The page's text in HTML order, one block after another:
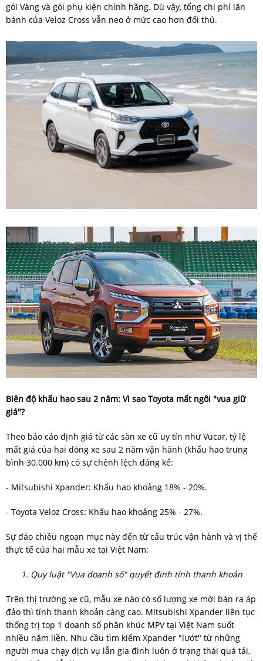
gói Vàng và gói phụ kiện chính hãng. Dù vậy, tổng chi phí lăn
bánh của Veloz Cross vẫn neo ở mức cao hơn đối thủ.
Biên độ khấu hao sau 2 năm: Vì sao Toyota mất ngôi "vua giữ
giá"?
Theo báo cáo định giá từ các sàn xe cũ uy tín như Vucar, tỷ lệ
mất giá của hai dòng xe sau 2 năm vận hành (khấu hao trung
bình 30.000 km) có sự chênh lệch đáng kể:
- Mitsubishi Xpander: Khấu hao khoảng 18% - 20%.
- Toyota Veloz Cross: Khấu hao khoảng 25% - 27%.
Sự đảo chiều ngoạn mục này đến từ cấu trúc vận hành và vị thế
thực tế của hai mẫu xe tại Việt Nam:
1. Quy luật "Vua doanh số" quyết định tính thanh khoản
Trên thị trường xe cũ, mẫu xe nào có số lượng xe mới bán ra áp
đảo thì tính thanh khoản càng cao. Mitsubishi Xpander liên tục
thống trị top 1 doanh số phân khúc MPV tại Việt Nam suốt
nhiều năm liền. Nhu cầu tìm kiếm Xpander "lướt" từ những
người mua chạy dịch vụ lẫn gia đình luôn ở trạng thái quá tải,